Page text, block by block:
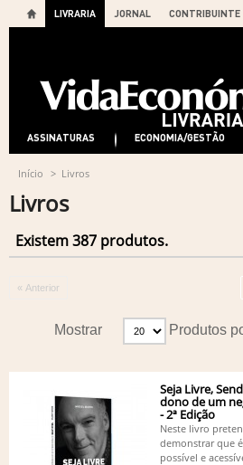
LIVRARIA JORNAL CONTRIBUINTE
ASSINATURAS ECONOMIA/GESTÃO
Início > Livros
Livros
Existem 387 produtos.
« Anterior
Mostrar Produtos
Seja Livre,
dono de um
- 2ª Edição
Neste livro
demonstrar que é
possível e